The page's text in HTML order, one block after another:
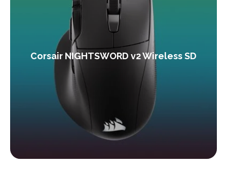
Corsair NIGHTSWORD v2 Wireless SD